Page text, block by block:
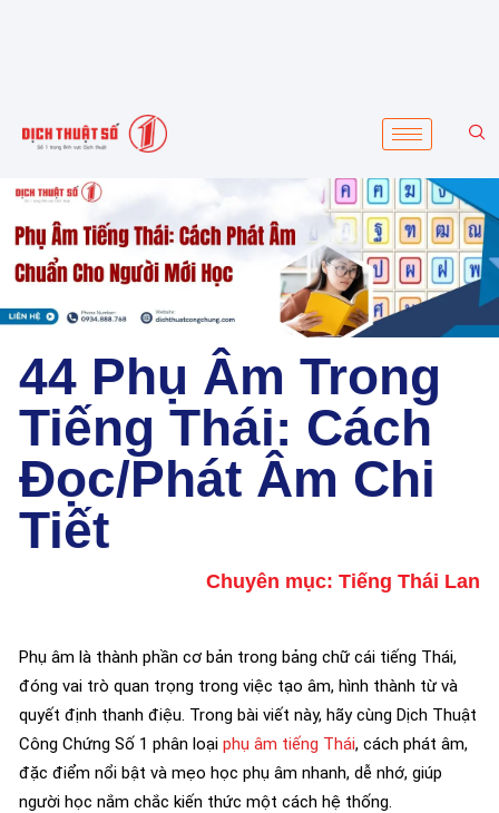
44 Phụ Âm Trong
Tiếng Thái: Cách
Đọc/Phát Âm Chi
Tiết
Chuyên mục: Tiếng Thái Lan
Phụ âm là thành phần cơ bản trong bảng chữ cái tiếng Thái,
đóng vai trò quan trọng trong việc tạo âm, hình thành từ và
quyết định thanh điệu. Trong bài viết này, hãy cùng Dịch Thuật
Công Chứng Số 1 phân loại phụ âm tiếng Thái, cách phát âm,
đặc điểm nổi bật và mẹo học phụ âm nhanh, dễ nhớ, giúp
người học nắm chắc kiến thức một cách hệ thống.